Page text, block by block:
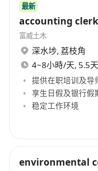
最新
accounting clerk
富威土木
深水埗, 荔枝角
4~8小時/天, 5.5
提供在职培训及导
享生日假及银行假
稳定工作环境
environmental